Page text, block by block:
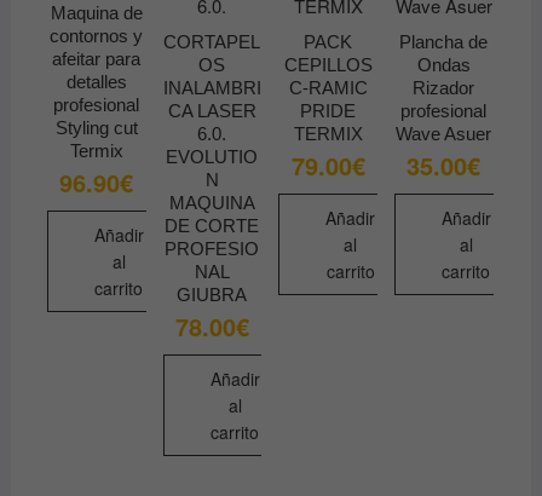
Maquina de
contornos y
afeitar para
detalles
profesional
Styling cut
Termix
96.90€
Añadir
al
carrito
CORTAPEL
OS
INALAMBRI
CA LASER
6.0.
EVOLUTIO
N
MAQUINA
DE CORTE
PROFESIO
NAL
GIUBRA
78.00€
Añadir
al
carrito
PACK
CEPILLOS
C-RAMIC
PRIDE
TERMIX
79.00€
Añadir
al
carrito
Plancha de
Ondas
Rizador
profesional
Wave Asuer
35.00€
Añadir
al
carrito